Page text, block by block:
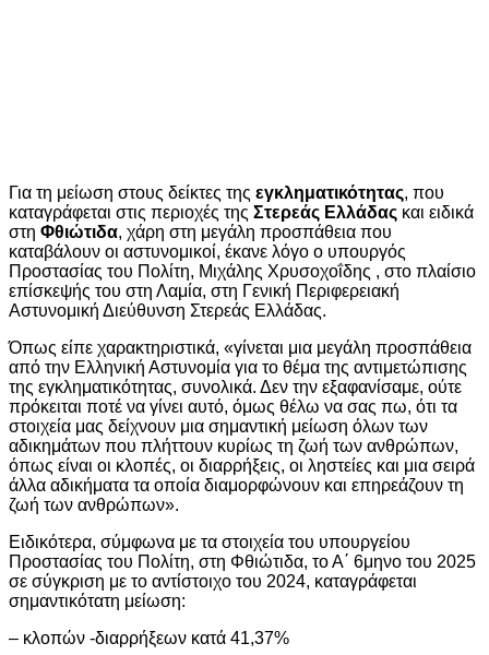
Για τη μείωση στους δείκτες της εγκληματικότητας, που
καταγράφεται στις περιοχές της Στερεάς Ελλάδας και ειδικά
στη Φθιώτιδα, χάρη στη μεγάλη προσπάθεια που
καταβάλουν οι αστυνομικοί, έκανε λόγο ο υπουργός
Προστασίας του Πολίτη, Μιχάλης Χρυσοχοΐδης , στο πλαίσιο
επίσκεψής του στη Λαμία, στη Γενική Περιφερειακή
Αστυνομική Διεύθυνση Στερεάς Ελλάδας.
Όπως είπε χαρακτηριστικά, «γίνεται μια μεγάλη προσπάθεια
από την Ελληνική Αστυνομία για το θέμα της αντιμετώπισης
της εγκληματικότητας, συνολικά. Δεν την εξαφανίσαμε, ούτε
πρόκειται ποτέ να γίνει αυτό, όμως θέλω να σας πω, ότι τα
στοιχεία μας δείχνουν μια σημαντική μείωση όλων των
αδικημάτων που πλήττουν κυρίως τη ζωή των ανθρώπων,
όπως είναι οι κλοπές, οι διαρρήξεις, οι ληστείες και μια σειρά
άλλα αδικήματα τα οποία διαμορφώνουν και επηρεάζουν τη
ζωή των ανθρώπων».
Ειδικότερα, σύμφωνα με τα στοιχεία του υπουργείου
Προστασίας του Πολίτη, στη Φθιώτιδα, το Α΄ 6μηνο του 2025
σε σύγκριση με το αντίστοιχο του 2024, καταγράφεται
σημαντικότατη μείωση:
– κλοπών -διαρρήξεων κατά 41,37%